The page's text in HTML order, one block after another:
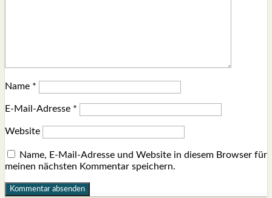
Name *
E-Mail-Adresse *
Website
Name, E-Mail-Adresse und Website in diesem Browser für
meinen nächsten Kommentar speichern.